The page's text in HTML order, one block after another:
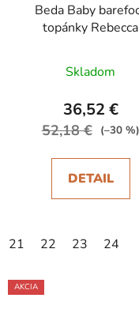
Beda Baby
topánky Rebecca
Skladom
36,52 €
52,18 € (–30 %)
DETAIL
21 22 23 24
AKCIA